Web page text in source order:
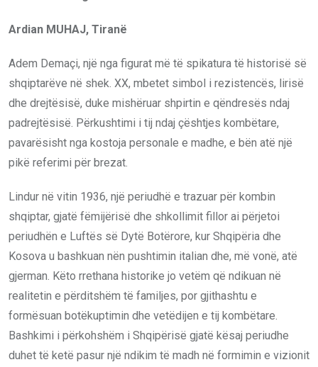
Ardian MUHAJ, Tiranë
Adem Demaçi, një nga figurat më të spikatura të historisë së
shqiptarëve në shek. XX, mbetet simbol i rezistencës, lirisë
dhe drejtësisë, duke mishëruar shpirtin e qëndresës ndaj
padrejtësisë. Përkushtimi i tij ndaj çështjes kombëtare,
pavarësisht nga kostoja personale e madhe, e bën atë një
pikë referimi për brezat.
Lindur në vitin 1936, një periudhë e trazuar për kombin
shqiptar, gjatë fëmijërisë dhe shkollimit fillor ai përjetoi
periudhën e Luftës së Dytë Botërore, kur Shqipëria dhe
Kosova u bashkuan nën pushtimin italian dhe, më vonë, atë
gjerman. Këto rrethana historike jo vetëm që ndikuan në
realitetin e përditshëm të familjes, por gjithashtu e
formësuan botëkuptimin dhe vetëdijen e tij kombëtare.
Bashkimi i përkohshëm i Shqipërisë gjatë kësaj periudhe
duhet të ketë pasur një ndikim të madh në formimin e vizionit